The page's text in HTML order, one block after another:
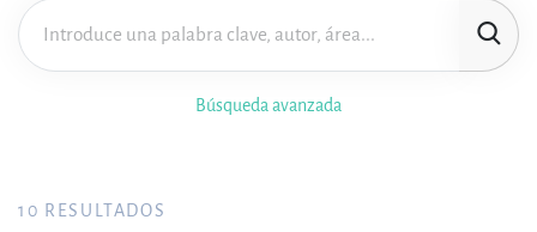
Búsqueda avanzada
10 RESULTADOS